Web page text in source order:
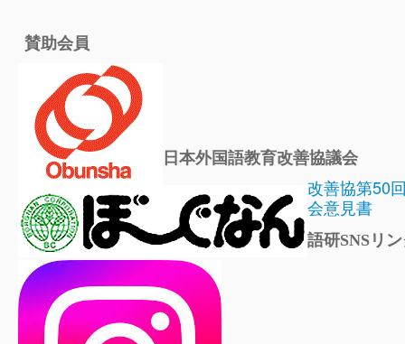
賛助会員
日本外国語教育改善協議会
改善協第50
会意見書
語研SNSリ